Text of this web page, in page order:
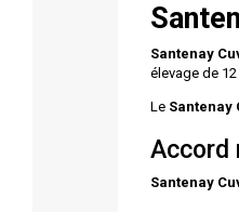
Santenay
élevage de
Le Santenay
Accord
Santenay